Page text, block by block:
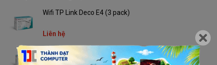
Wifi TP Link Deco E4 (3 pack)
Liên hệ
Wifi TP Link Deco E4 (2 pack)